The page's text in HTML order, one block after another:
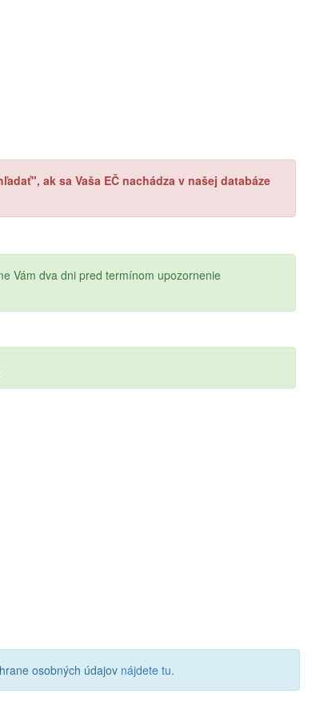
ak sa Vaša EČ nachádza v našej databáze
Vám dva dni pred termínom upozornenie
osobných údajov nájdete tu.